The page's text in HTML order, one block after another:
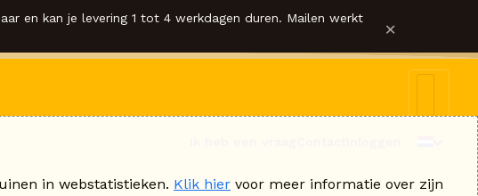
en kan je levering 1 tot 4 werkdagen duren. Mailen werkt ×
in webstatistieken. Klik hier voor meer informatie over zijn